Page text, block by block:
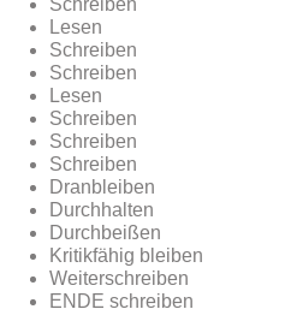
Schreiben
Lesen
Schreiben
Schreiben
Lesen
Schreiben
Schreiben
Schreiben
Dranbleiben
Durchhalten
Durchbeißen
Kritikfähig bleiben
Weiterschreiben
ENDE schreiben